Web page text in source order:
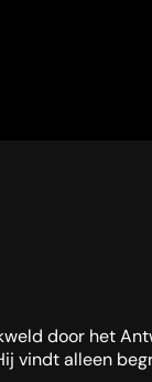
door het
alleen